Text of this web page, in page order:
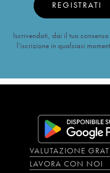
REGISTRATI
Iscrivendoti, dai il tuo
l’iscrizione in qualsiasi
VALUTAZIONE
LAVORA CON NOI